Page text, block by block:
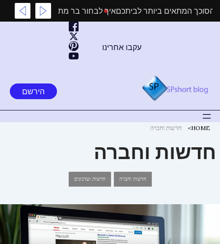
את הסוכך המתאים ביותר לביתכםאיך לבחור בר מתוקים לבר
עקבו אחרינו
הירשם
HOME חדשות וחברה
חדשות וחברה
חדשות וחברה חדשות ועדכונים